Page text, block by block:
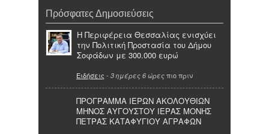
Πρόσφατες Δημοσιεύσεις
Η Περιφέρεια Θεσσαλίας ενισχύει
την Πολιτική Προστασία του Δήμου
Σοφάδων με 300.000 ευρώ
Ειδήσεις - 3 ημέρες 6 ώρες πιο πριν
ΠΡΟΓΡΑΜΜΑ ΙΕΡΩΝ ΑΚΟΛΟΥΘΙΩΝ
ΜΗΝΟΣ ΑΥΓΟΥΣΤΟΥ ΙΕΡΑΣ ΜΟΝΗΣ
ΠΕΤΡΑΣ ΚΑΤΑΦΥΓΙΟΥ ΑΓΡΑΦΩΝ